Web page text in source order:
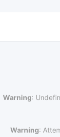
Warning:
Warning: